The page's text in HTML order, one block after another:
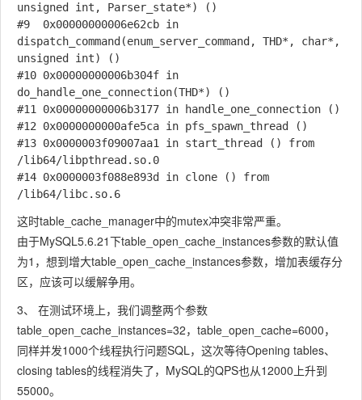
unsigned int, Parser_state*) ()
#9  0x00000000006e62cb in
dispatch_command(enum_server_command, THD*, char*,
unsigned int) ()
#10 0x00000000006b304f in
do_handle_one_connection(THD*) ()
#11 0x00000000006b3177 in handle_one_connection ()
#12 0x0000000000afe5ca in pfs_spawn_thread ()
#13 0x0000003f09007aa1 in start_thread () from
/lib64/libpthread.so.0
#14 0x0000003f088e893d in clone () from
/lib64/libc.so.6
这时table_cache_manager中的mutex冲突非常严重。
由于MySQL5.6.21下table_open_cache_instances参数的默认值
为1，想到增大table_open_cache_instances参数，增加表缓存分
区，应该可以缓解争用。
3、 在测试环境上，我们调整两个参数
table_open_cache_instances=32，table_open_cache=6000，
同样并发1000个线程执行问题SQL，这次等待Opening tables、
closing tables的线程消失了，MySQL的QPS也从12000上升到
55000。